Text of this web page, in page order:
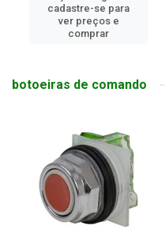
cadastre-se para
ver preços e
comprar
botoeiras de comando